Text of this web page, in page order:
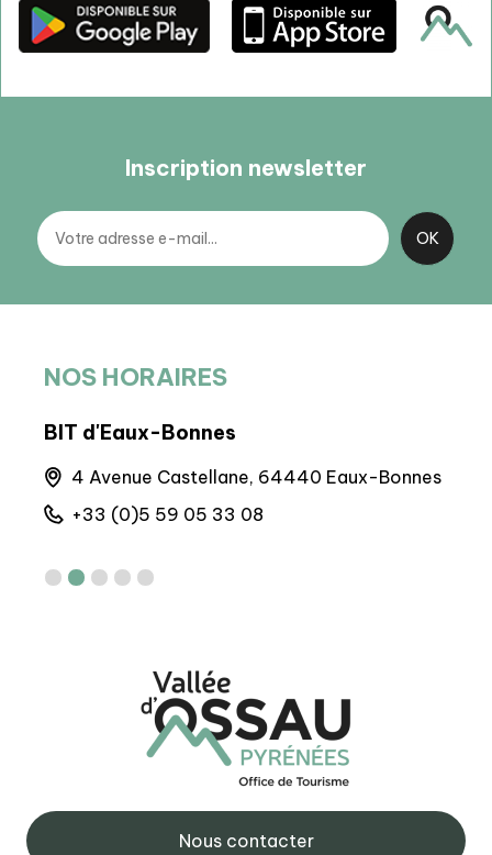
Inscription newsletter
NOS HORAIRES
BIT d'Eaux-Bonnes
4 Avenue Castellane, 64440 Eaux-Bonnes
+33 (0)5 59 05 33 08
Nous contacter